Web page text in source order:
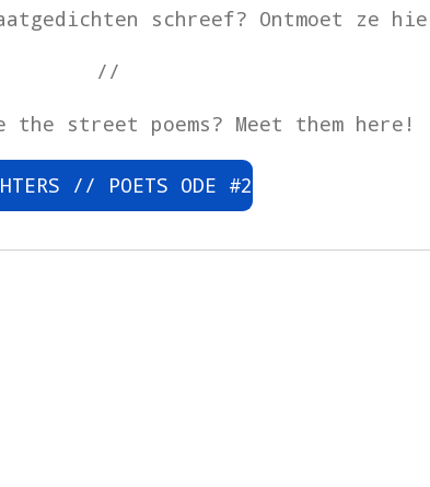
schreef? Ontmoet ze
//
the street poems? Meet them here!
// POETS ODE #2